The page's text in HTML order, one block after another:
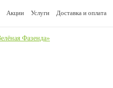
Акции Услуги Доставка и оплата